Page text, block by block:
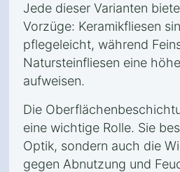
Jede dieser Varianten
Vorzüge: Keramikfliesen
pflegeleicht, während
Natursteinfliesen eine
aufweisen.
Die
eine wichtige Rolle. Sie
Optik, sondern auch die
gegen Abnutzung und